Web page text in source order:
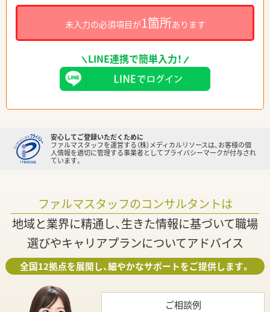
未入力の必須項目が1箇所あります
LINE連携で簡単入力！
安心してご登録いただくために
ファルマスタッフを運営する（株）メディカルリソースは、お客様の個
人情報を適切に管理する事業者としてプライバシーマークが付与され
ています。
ファルマスタッフのコンサルタントは
地域と業界に精通し、生きた情報に基づいて職場
選びやキャリアプランについてアドバイス
全国12拠点を展開し、細やかなサポートをご提供します。
ご相談例